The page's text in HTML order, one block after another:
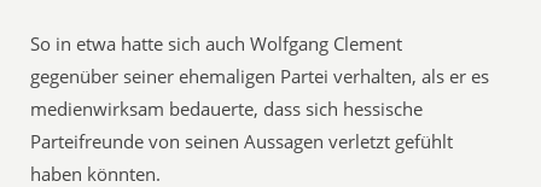
So in etwa hatte sich auch Wolfgang Clement
gegenüber seiner ehemaligen Partei verhalten, als er es
medienwirksam bedauerte, dass sich hessische
Parteifreunde von seinen Aussagen verletzt gefühlt
haben könnten.